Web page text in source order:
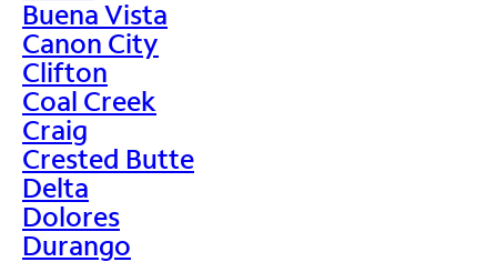
Buena Vista
Canon City
Clifton
Coal Creek
Craig
Crested Butte
Delta
Dolores
Durango